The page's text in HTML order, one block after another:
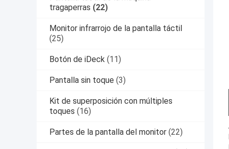
tragaperras (22)
Monitor infrarrojo de la pantalla táctil
(25)
Botón de iDeck (11)
Pantalla sin toque (3)
Kit de superposición con múltiples
toques (16)
Partes de la pantalla del monitor (22)